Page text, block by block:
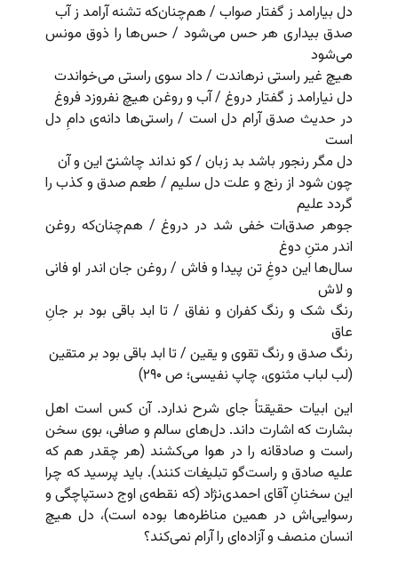
دل بیارامد ز گفتار صواب / هم‌چنان‌که تشنه آرامد ز آب
صدق بیداری هر حس می‌شود / حس‌ها را ذوق مونس
می‌شود
هیچ غیر راستی نرهاندت / داد سوی راستی می‌‌خواندت
دل نیارامد ز گفتار دروغ / آب و روغن هیچ نفروزد فروغ
در حدیث صدق آرام دل‌ است / راستی‌ها دانه‌ی دامِ دل
است
دل مگر رنجور باشد بد زبان / کو نداند چاشنیّ‌ این و آن
چون شود از رنج و علت دل سلیم / طعم صدق و کذب را
گردد علیم
جوهر صدق‌ات خفی شد در دروغ / هم‌چنان‌‌که روغن
اندر متنِ‌ دوغ
سال‌ها این دوغِ تن پیدا و فاش / روغن جان اندر او فانی
و لاش
رنگ شک و رنگ کفران و نفاق / تا ابد باقی بود بر جانِ
عاق
رنگ صدق و رنگ تقوی و یقین / تا ابد باقی بود بر متقین
(لب لباب مثنوی، چاپ نفیسی؛ ص ۲۹۰)
این ابیات حقیقتاً جای شرح ندارد. آن کس است اهل
بشارت که اشارت داند. دل‌های سالم و صافی، بوی سخن
راست و صادقانه را در هوا می‌کشند (هر چقدر هم که
علیه صادق و راست‌گو تبلیغات کنند). باید پرسید که چرا
این سخنانِ آقای احمدی‌نژاد (که نقطه‌ی اوج دستپاچگی و
رسوایی‌اش در همین مناظره‌ها بوده است)، دل هیچ
انسان منصف و آزاده‌ای را آرام نمی‌‌کند؟